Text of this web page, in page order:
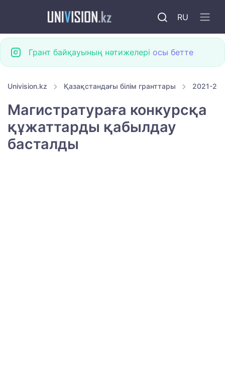
RU
Грант байқауының нәтижелері осы бетте
Univision.kz Қазақстандағы білім гранттары 2021-
Магистратураға конкурсқа
құжаттарды қабылдау
басталды